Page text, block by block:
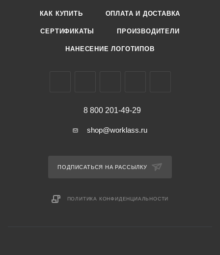
КАК КУПИТЬ ОПЛАТА И ДОСТАВКА
СЕРТИФИКАТЫ ПРОИЗВОДИТЕЛИ
НАНЕСЕНИЕ ЛОГОТИПОВ
8 800 201-49-29
shop@worklass.ru
ПОДПИСАТЬСЯ НА РАССЫЛКУ
ПОЛИТИКА КОНФИДЕНЦИАЛЬНОСТИ